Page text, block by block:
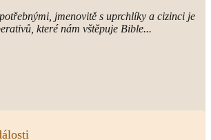
jmenovitě s uprchlíky a cizinci je
které nám vštěpuje Bible...